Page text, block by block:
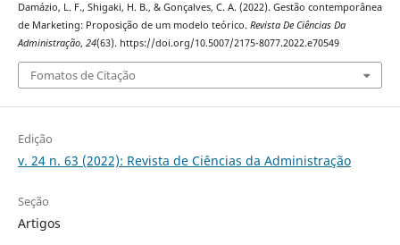
Damázio, L. F., Shigaki, H. B., & Gonçalves, C. A. (2022). Gestão contemporânea
de Marketing: Proposição de um modelo teórico. Revista De Ciências Da
Administração, 24(63). https://doi.org/10.5007/2175-8077.2022.e70549
Fomatos de Citação
Edição
v. 24 n. 63 (2022): Revista de Ciências da Administração
Seção
Artigos